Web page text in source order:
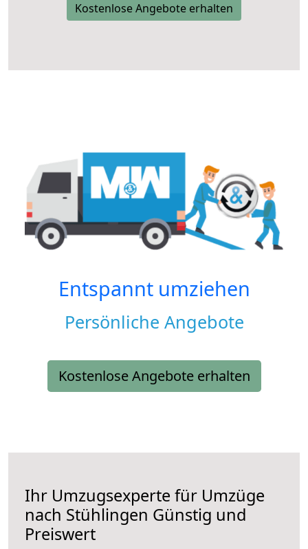
Kostenlose Angebote erhalten
Entspannt umziehen
Persönliche Angebote
Kostenlose Angebote erhalten
Ihr Umzugsexperte für Umzüge
nach Stühlingen Günstig und
Preiswert